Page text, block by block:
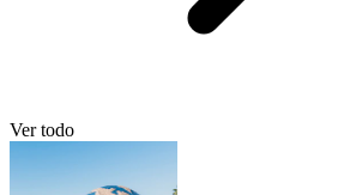
Ver todo